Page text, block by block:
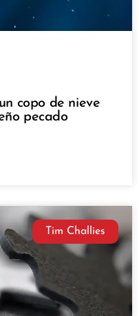
copo de nieve
pecado
Tim Challies